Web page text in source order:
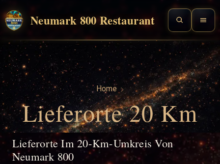
Neumark 800 Restaurant
Home
Lieferorte 20 Km
Lieferorte Im 20-Km-Umkreis Von
Neumark 800